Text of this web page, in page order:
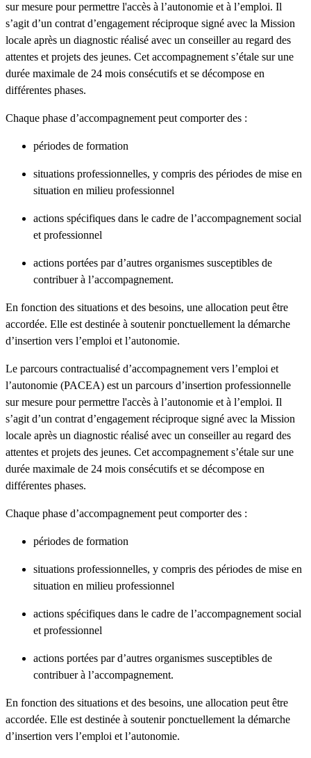
sur mesure pour permettre l'accès à l’autonomie et à l’emploi. Il
s’agit d’un contrat d’engagement réciproque signé avec la Mission
locale après un diagnostic réalisé avec un conseiller au regard des
attentes et projets des jeunes. Cet accompagnement s’étale sur une
durée maximale de 24 mois consécutifs et se décompose en
différentes phases.
Chaque phase d’accompagnement peut comporter des :
périodes de formation
situations professionnelles, y compris des périodes de mise en
situation en milieu professionnel
actions spécifiques dans le cadre de l’accompagnement social
et professionnel
actions portées par d’autres organismes susceptibles de
contribuer à l’accompagnement.
En fonction des situations et des besoins, une allocation peut être
accordée. Elle est destinée à soutenir ponctuellement la démarche
d’insertion vers l’emploi et l’autonomie.
Le parcours contractualisé d’accompagnement vers l’emploi et
l’autonomie (PACEA) est un parcours d’insertion professionnelle
sur mesure pour permettre l'accès à l’autonomie et à l’emploi. Il
s’agit d’un contrat d’engagement réciproque signé avec la Mission
locale après un diagnostic réalisé avec un conseiller au regard des
attentes et projets des jeunes. Cet accompagnement s’étale sur une
durée maximale de 24 mois consécutifs et se décompose en
différentes phases.
Chaque phase d’accompagnement peut comporter des :
périodes de formation
situations professionnelles, y compris des périodes de mise en
situation en milieu professionnel
actions spécifiques dans le cadre de l’accompagnement social
et professionnel
actions portées par d’autres organismes susceptibles de
contribuer à l’accompagnement.
En fonction des situations et des besoins, une allocation peut être
accordée. Elle est destinée à soutenir ponctuellement la démarche
d’insertion vers l’emploi et l’autonomie.